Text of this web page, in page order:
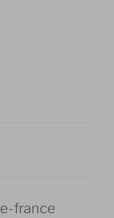
france